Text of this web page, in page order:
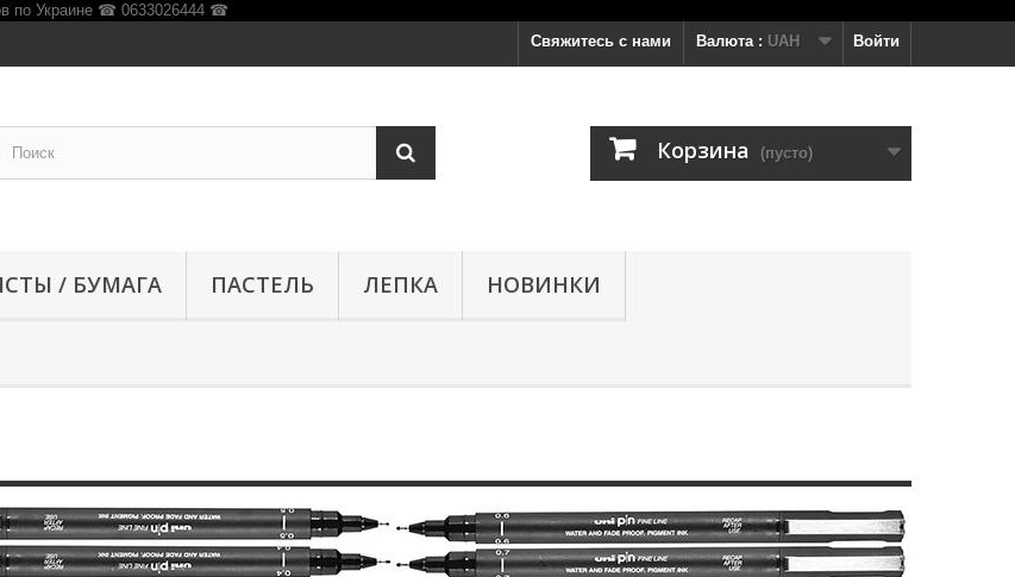
Войти
Валюта : UAH
Свяжитесь с нами
Корзина (пусто)
/ БУМАГА ПАСТЕЛЬ ЛЕПКА НОВИНКИ